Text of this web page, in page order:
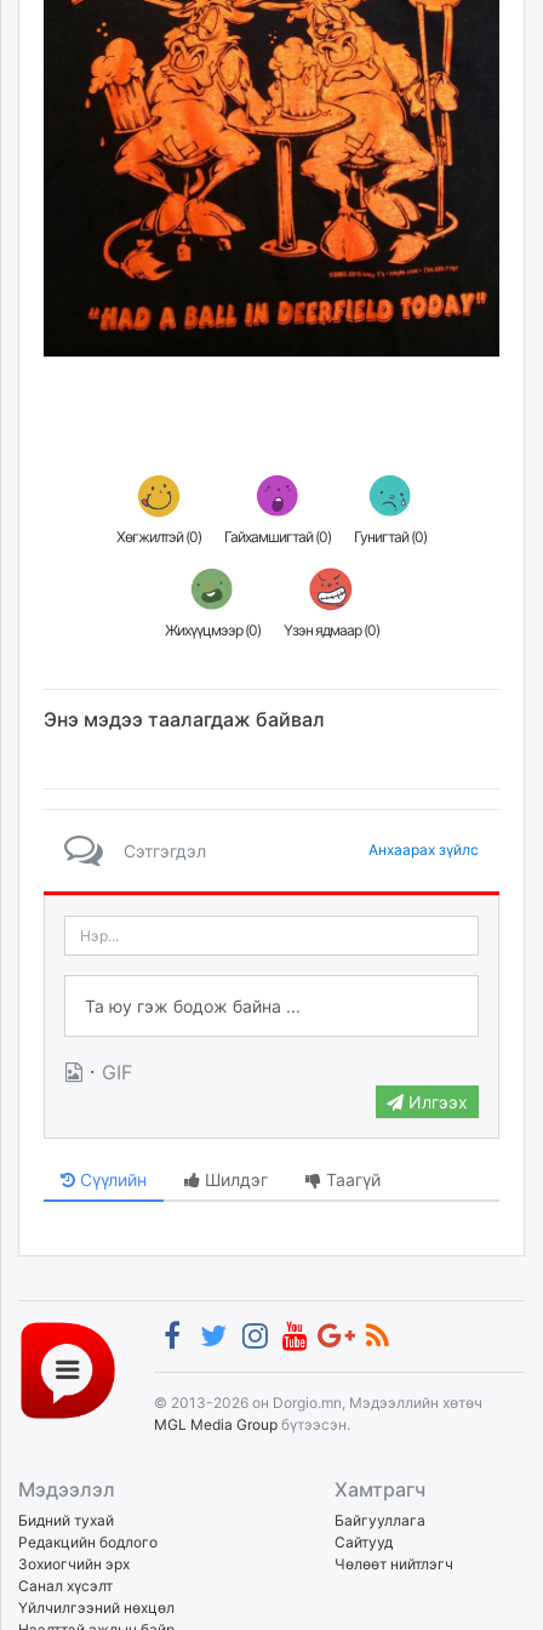
Хөгжилтэй (0) Гайхамшигтай (0) Гунигтай (0)
Жихүүцмээр (0) Үзэн ядмаар (0)
Энэ мэдээ таалагдаж байвал
Сэтгэгдэл Анхаарах зүйлс
· GIF
Илгээх
Сүүлийн Шилдэг Таагүй
© 2013-2026 он Dorgio.mn, Мэдээллийн хөтөч
MGL Media Group бүтээсэн.
Мэдээлэл
Бидний тухай
Редакцийн бодлого
Зохиогчийн эрх
Санал хүсэлт
Үйлчилгээний нөхцөл
Хамтрагч
Байгууллага
Сайтууд
Чөлөөт нийтлэгч